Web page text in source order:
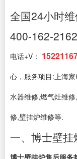
全国24小时
400-162-2162
电话+V：
心，服务项目:上海
水器维修,燃气灶维
修,壁挂炉维修等.
一、博士壁
博士壁挂炉售后服务